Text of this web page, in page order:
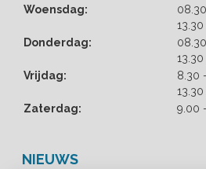
Woensdag:
08.30
13.30
Donderdag:
08.30
13.30
Vrijdag:
8.30
13.30
Zaterdag:
9.00
NIEUWS